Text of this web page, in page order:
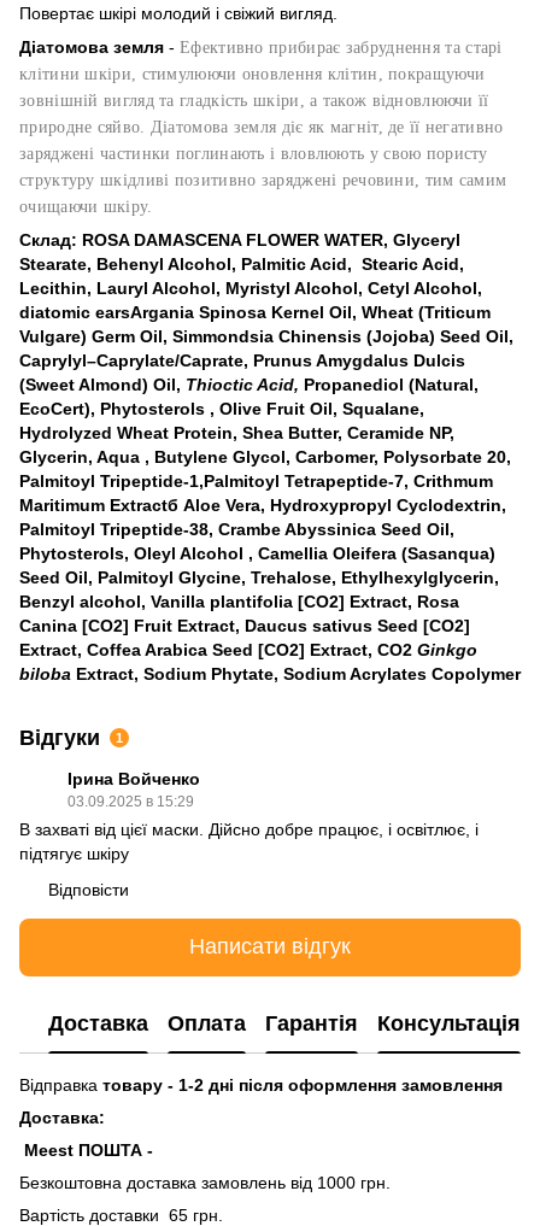
Повертає шкірі молодий і свіжий вигляд.
Діатомова земля - Ефективно прибирає забруднення та старі
клітини шкіри, стимулюючи оновлення клітин, покращуючи
зовнішній вигляд та гладкість шкіри, а також відновлюючи її
природне сяйво. Діатомова земля діє як магніт, де її негативно
заряджені частинки поглинають і вловлюють у свою пористу
структуру шкідливі позитивно заряджені речовини, тим самим
очищаючи шкіру.
Склад: ROSA DAMASCENA FLOWER WATER, Glyceryl
Stearate, Behenyl Alcohol, Palmitic Acid, Stearic Acid,
Lecithin, Lauryl Alcohol, Myristyl Alcohol, Cetyl Alcohol,
diatomic earsArgania Spinosa Kernel Oil, Wheat (Triticum
Vulgare) Germ Oil, Simmondsia Chinensis (Jojoba) Seed Oil,
Caprylyl–Caprylate/Caprate, Prunus Amygdalus Dulcis
(Sweet Almond) Oil, Thioctic Acid, Propanediol (Natural,
EcoCert), Phytosterols , Olive Fruit Oil, Squalane,
Hydrolyzed Wheat Protein, Shea Butter, Ceramide NP,
Glycerin, Aqua , Butylene Glycol, Carbomer, Polysorbate 20,
Palmitoyl Tripeptide-1,Palmitoyl Tetrapeptide-7, Crithmum
Maritimum Extractб Aloe Vera, Hydroxypropyl Cyclodextrin,
Palmitoyl Tripeptide-38, Crambe Abyssinica Seed Oil,
Phytosterols, Oleyl Alcohol , Camellia Oleifera (Sasanqua)
Seed Oil, Palmitoyl Glycine, Trehalose, Ethylhexylglycerin,
Benzyl alcohol, Vanilla plantifolia [CO2] Еxtract, Rosa
Canina [CO2] Fruit Extract, Daucus sativus Seed [CO2]
Extract, Coffea Arabica Seed [CO2] Extract, CO2 Ginkgo
biloba Extract, Sodium Phytate, Sodium Acrylates Copolymer
Відгуки 1
Ірина Войченко
03.09.2025 в 15:29
В захваті від цієї маски. Дійсно добре працює, і освітлює, і
підтягує шкіру
Відповісти
Написати відгук
Доставка Оплата Гарантія Консультація
Відправка товару - 1-2 дні після оформлення замовлення
Доставка:
Meest ПОШТА -
Безкоштовна доставка замовлень від 1000 грн.
Вартість доставки 65 грн.